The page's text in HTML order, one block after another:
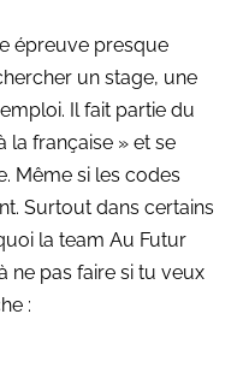
épreuve presque
un stage, une
Il fait partie du
la française » et se
Même si les codes
Surtout dans certains
la team Au Futur
ne pas faire si tu veux
: